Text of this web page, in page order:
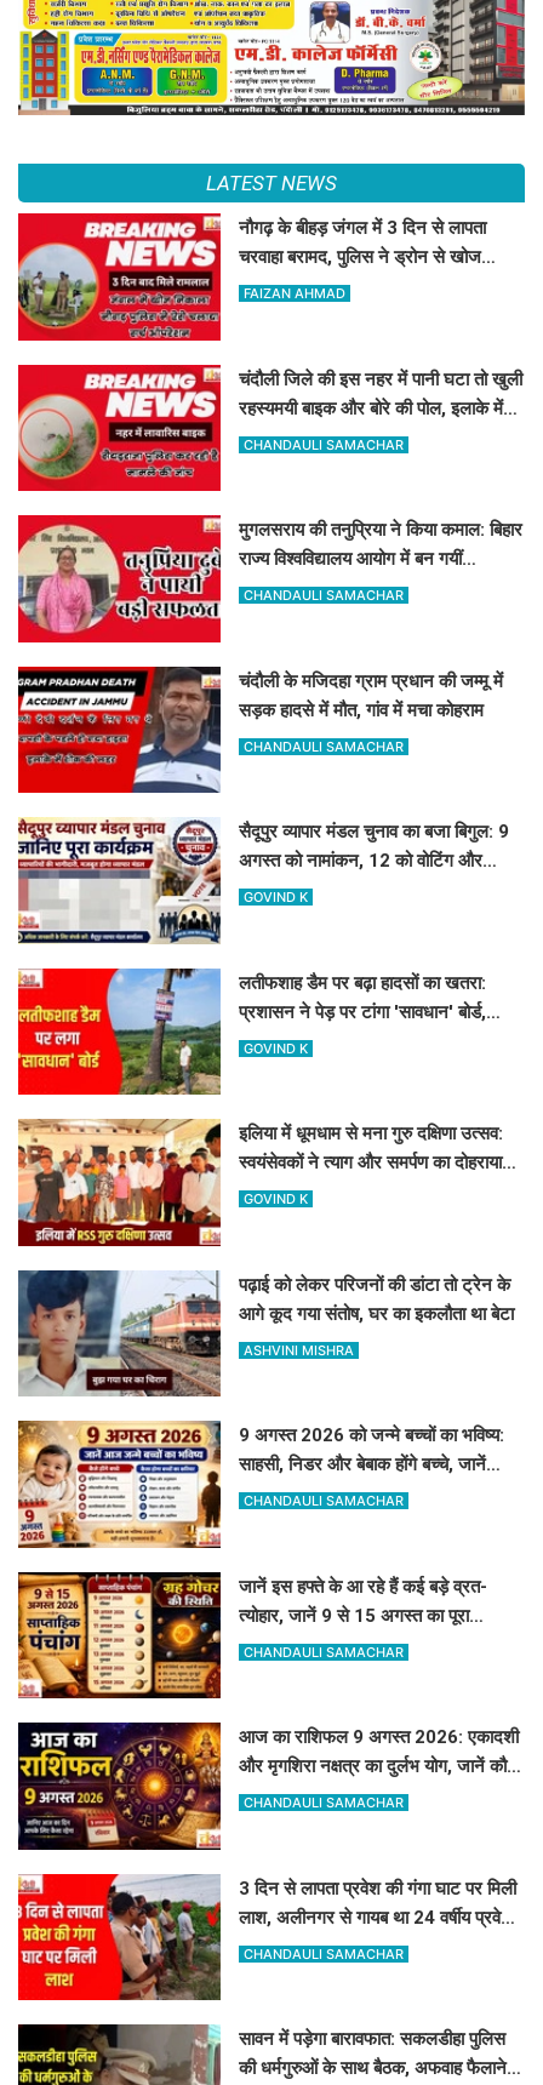
LATEST NEWS
नौगढ़ के बीहड़ जंगल में 3 दिन से लापता
चरवाहा बरामद, पुलिस ने ड्रोन से खोज
निकाला
FAIZAN AHMAD
चंदौली जिले की इस नहर में पानी घटा तो खुली
रहस्यमयी बाइक और बोरे की पोल, इलाके में
मचा हड़कंप
CHANDAULI SAMACHAR
मुगलसराय की तनुप्रिया ने किया कमाल: बिहार
राज्य विश्वविद्यालय आयोग में बन गयीं
असिस्टेंट प्रोफेसर
CHANDAULI SAMACHAR
चंदौली के मजिदहा ग्राम प्रधान की जम्मू में
सड़क हादसे में मौत, गांव में मचा कोहराम
CHANDAULI SAMACHAR
सैदूपुर व्यापार मंडल चुनाव का बजा बिगुल: 9
अगस्त को नामांकन, 12 को वोटिंग और
नतीजे
GOVIND K
लतीफशाह डैम पर बढ़ा हादसों का खतरा:
प्रशासन ने पेड़ पर टांगा 'सावधान' बोर्ड,
पर्यटकों से की यह अपील
GOVIND K
इलिया में धूमधाम से मना गुरु दक्षिणा उत्सव:
स्वयंसेवकों ने त्याग और समर्पण का दोहराया
संकल्प
GOVIND K
पढ़ाई को लेकर परिजनों की डांटा तो ट्रेन के
आगे कूद गया संतोष, घर का इकलौता था बेटा
ASHVINI MISHRA
9 अगस्त 2026 को जन्मे बच्चों का भविष्य:
साहसी, निडर और बेबाक होंगे बच्चे, जानें
करियर और स्वभाव
CHANDAULI SAMACHAR
जानें इस हफ्ते के आ रहे हैं कई बड़े व्रत-
त्योहार, जानें 9 से 15 अगस्त का पूरा
साप्ताहिक पंचांग
CHANDAULI SAMACHAR
आज का राशिफल 9 अगस्त 2026: एकादशी
और मृगशिरा नक्षत्र का दुर्लभ योग, जानें कौन
सी राशियां होंगी मालामाल
CHANDAULI SAMACHAR
3 दिन से लापता प्रवेश की गंगा घाट पर मिली
लाश, अलीनगर से गायब था 24 वर्षीय प्रवेश
कुमार
CHANDAULI SAMACHAR
सावन में पड़ेगा बारावफात: सकलडीहा पुलिस
की धर्मगुरुओं के साथ बैठक, अफवाह फैलाने